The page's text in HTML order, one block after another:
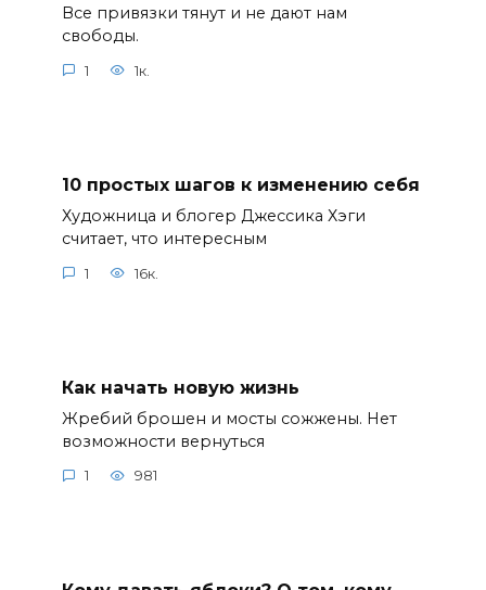
Все привязки тянут и не дают нам
свободы.
1 1к.
10 простых шагов к изменению себя
Художница и блогер Джессика Хэги
считает, что интересным
1 16к.
Как начать новую жизнь
Жребий брошен и мосты сожжены. Нет
возможности вернуться
1 981